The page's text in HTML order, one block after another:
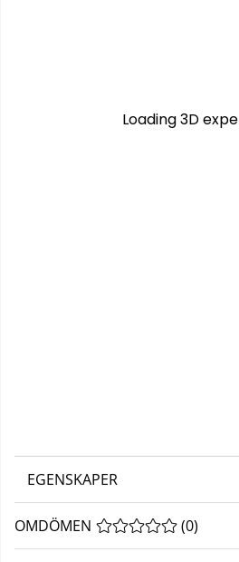
EGENSKAPER
OMDÖMEN MEDELBETYG 0 AV 5
(0)